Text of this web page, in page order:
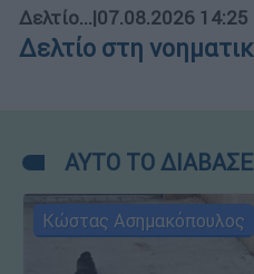
Δελτίο...|07.08.2026 14:25
Δελτίο στη
ΑΥΤΟ ΤΟ
Κώστας Ασημακόπουλος